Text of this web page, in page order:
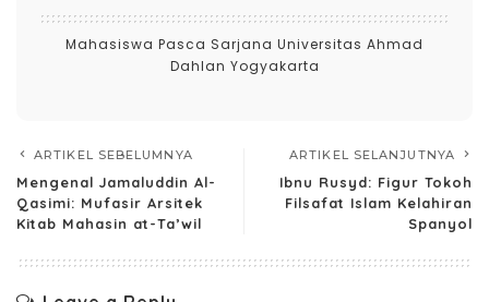
Mahasiswa Pasca Sarjana Universitas Ahmad
Dahlan Yogyakarta
ARTIKEL SEBELUMNYA
Mengenal Jamaluddin Al-
Qasimi: Mufasir Arsitek
Kitab Mahasin at-Ta’wil
ARTIKEL SELANJUTNYA
Ibnu Rusyd: Figur Tokoh
Filsafat Islam Kelahiran
Spanyol